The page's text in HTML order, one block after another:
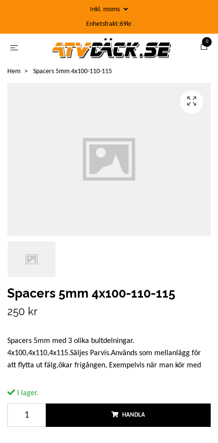
Inkl. moms
Enhetsfrakt:69kr
0
Hem Spacers 5mm 4x100-110-115
Spacers 5mm 4x100-110-115
250 kr
Spacers 5mm med 3 olika bultdelningar.
4x100,4x110,4x115.Säljes Parvis.Används som mellanlägg för
att flytta ut fälg,ökar frigången, Exempelvis när man kör med
I lager.
HANDLA